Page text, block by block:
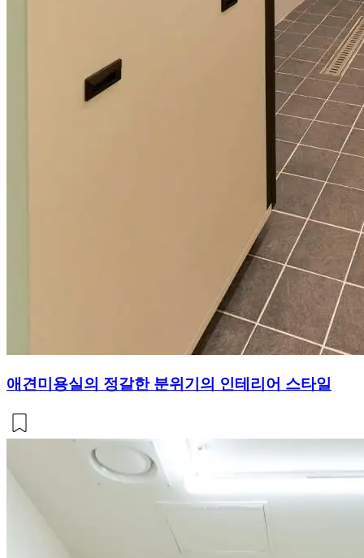
애견미용실의 정갈한 분위기의 인테리어 스타일